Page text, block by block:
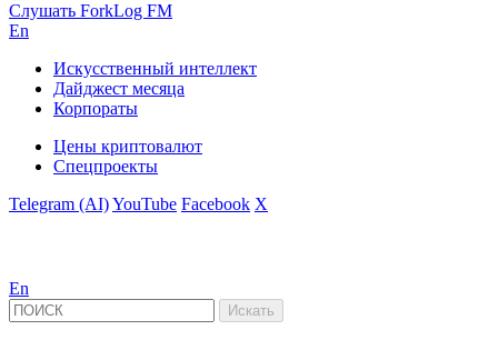
Слушать ForkLog FM
En
Искусственный интеллект
Дайджест месяца
Корпораты
Цены криптовалют
Спецпроекты
Telegram (AI)YouTube Facebook X
En